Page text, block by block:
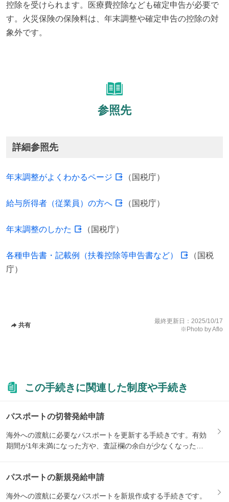
控除を受けられます。医療費控除なども確定申告が必要で
す。火災保険の保険料は、年末調整や確定申告の控除の対
象外です。
参照先
詳細参照先
年末調整がよくわかるページ （国税庁）
給与所得者（従業員）の方へ （国税庁）
年末調整のしかた （国税庁）
各種申告書・記載例（扶養控除等申告書など）
（国税
庁）
共有
最終更新日： 2025/10/17
※Photo by Aflo
この手続きに関連した制度や手続き
パスポートの切替発給申請
海外への渡航に必要なパスポートを更新する手続きです。有効
期間が1年未満になった方や、査証欄の余白が少なくなった方
パスポートの新規発給申請
海外への渡航に必要なパスポートを新規作成する手続きです。